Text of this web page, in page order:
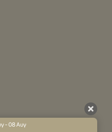
- 08 Αυγ